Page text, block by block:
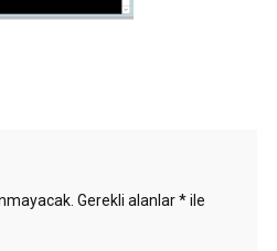
Gerekli alanlar*ile